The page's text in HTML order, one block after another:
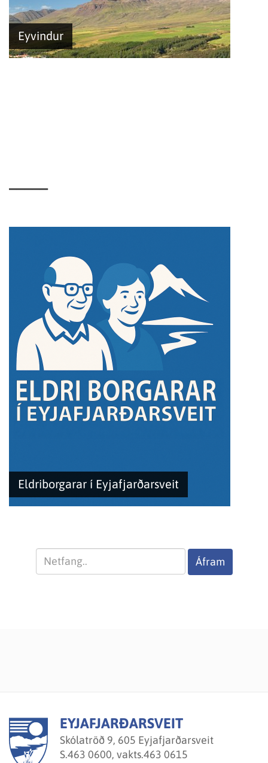
Eyvindur
Eldriborgarar í Eyjafjarðarsveit
Please
enter
EYJAFJARÐARSVEIT
Skólatröð 9, 605 Eyjafjarðarsveit
S.463 0600, vakts.463 0615